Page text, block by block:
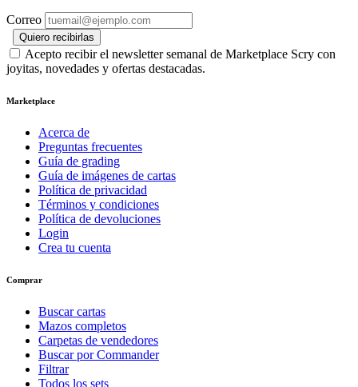
Correo
Quiero recibirlas
Acepto recibir el newsletter semanal de Marketplace Scry con
joyitas, novedades y ofertas destacadas.
Marketplace
Acerca de
Preguntas frecuentes
Guía de grading
Guía de imágenes de cartas
Política de privacidad
Términos y condiciones
Política de devoluciones
Login
Crea tu cuenta
Comprar
Buscar cartas
Mazos completos
Carpetas de vendedores
Buscar por Commander
Filtrar
Todos los sets